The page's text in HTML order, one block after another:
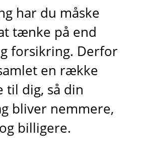
har du måske
tænke på end
forsikring. Derfor
en række
til dig, så din
bliver nemmere,
billigere.